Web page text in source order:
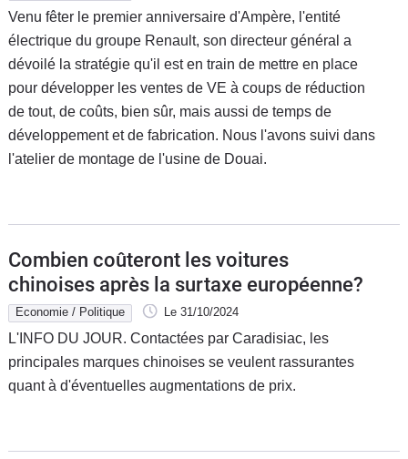
Venu fêter le premier anniversaire d'Ampère, l'entité
électrique du groupe Renault, son directeur général a
dévoilé la stratégie qu'il est en train de mettre en place
pour développer les ventes de VE à coups de réduction
de tout, de coûts, bien sûr, mais aussi de temps de
développement et de fabrication. Nous l'avons suivi dans
l'atelier de montage de l'usine de Douai.
Combien coûteront les voitures
chinoises après la surtaxe européenne?
Economie / Politique Le 31/10/2024
L'INFO DU JOUR. Contactées par Caradisiac, les
principales marques chinoises se veulent rassurantes
quant à d'éventuelles augmentations de prix.